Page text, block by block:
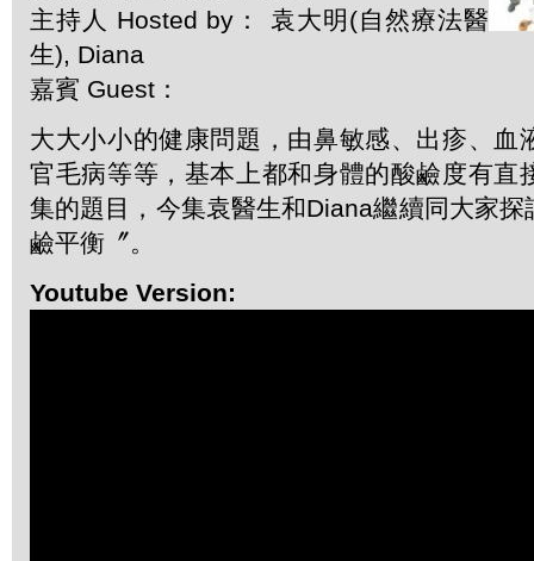
主持人 Hosted by： 袁大明(自然療法醫
生), Diana
嘉賓 Guest：
大大小小的健康問題，由鼻敏感、出疹、血
官毛病等等，基本上都和身體的酸鹼度有直
集的題目，今集袁醫生和Diana繼續同大家
鹼平衡〞。
Youtube Version: